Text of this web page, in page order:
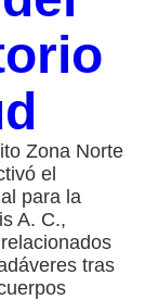
Zona Norte
el
para la
A. C.,
tras